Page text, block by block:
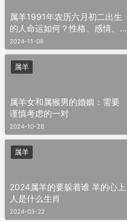
属羊1991年农历六月初二出生
的人命运如何？性格、感情、
婚姻解析
2024-11-08
属羊女和属猴男的婚姻：需要
谨慎考虑的一对
2024-10-28
属羊
2024属羊的要躲着谁 羊的心上
人是什么生肖
2024-03-22
属羊